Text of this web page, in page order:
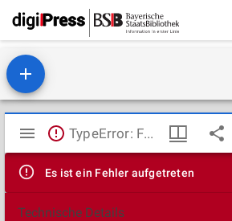
Mirador
Viewer
TypeError: Failed to fetch
Es ist ein Fehler aufgetreten
Technische Details